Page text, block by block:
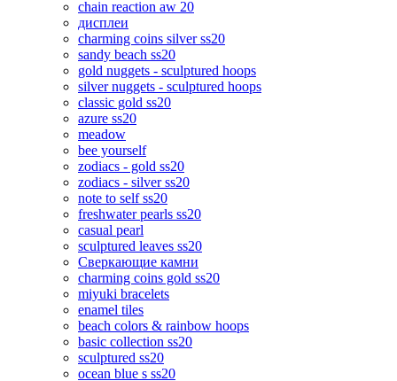
chain reaction aw 20
дисплеи
charming coins silver ss20
sandy beach ss20
gold nuggets - sculptured hoops
silver nuggets - sculptured hoops
classic gold ss20
azure ss20
meadow
bee yourself
zodiacs - gold ss20
zodiacs - silver ss20
note to self ss20
freshwater pearls ss20
casual pearl
sculptured leaves ss20
Сверкающие камни
charming coins gold ss20
miyuki bracelets
enamel tiles
beach colors & rainbow hoops
basic collection ss20
sculptured ss20
ocean blue s ss20